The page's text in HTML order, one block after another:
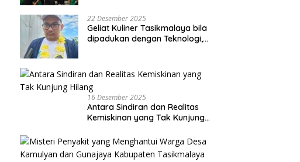
22 Desember 2025
Geliat Kuliner Tasikmalaya bila
dipadukan dengan Teknologi,
16 Desember 2025
Antara Sindiran dan Realitas
Kemiskinan yang Tak Kunjung